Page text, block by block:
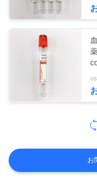
な
地
PRIVACY
POLICY
PTの管
ブドウ
お